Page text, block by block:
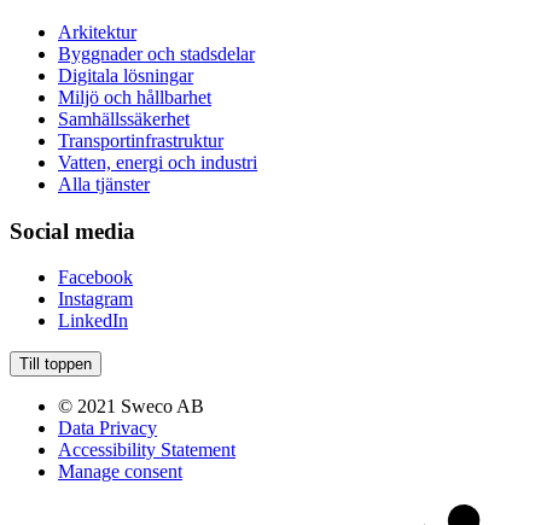
Arkitektur
Byggnader och stadsdelar
Digitala lösningar
Miljö och hållbarhet
Samhällssäkerhet
Transportinfrastruktur
Vatten, energi och industri
Alla tjänster
Social media
Facebook
Instagram
LinkedIn
Till toppen
© 2021 Sweco AB
Data Privacy
Accessibility Statement
Manage consent